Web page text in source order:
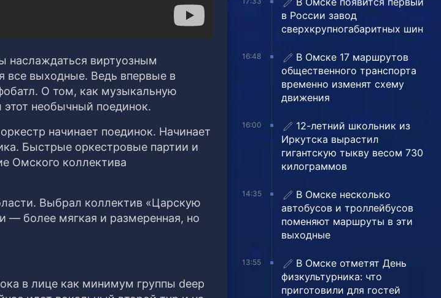
наслаждаться виртуозным
все выходные. Ведь впервые в
О том, как музыкальную
необычный поединок.
начинает поединок. Начинает
Быстрые оркестровые партии и
Омского коллектива
Выбрал коллектив «Царскую
— более мягкая и размеренная, но
в лице как минимум группы deep
в России завод
сверхкрупногабаритных шин
16:48
В Омске 17 маршрутов
общественного транспорта
временно изменят схему
движения
16:00
12-летний школьник из
Иркутска вырастил
гигантскую тыкву весом 730
килограммов
14:35
В Омске несколько
автобусов и троллейбусов
поменяют маршруты в эти
выходные
13:55
В Омске отметят День
физкультурника: что
приготовили для гостей